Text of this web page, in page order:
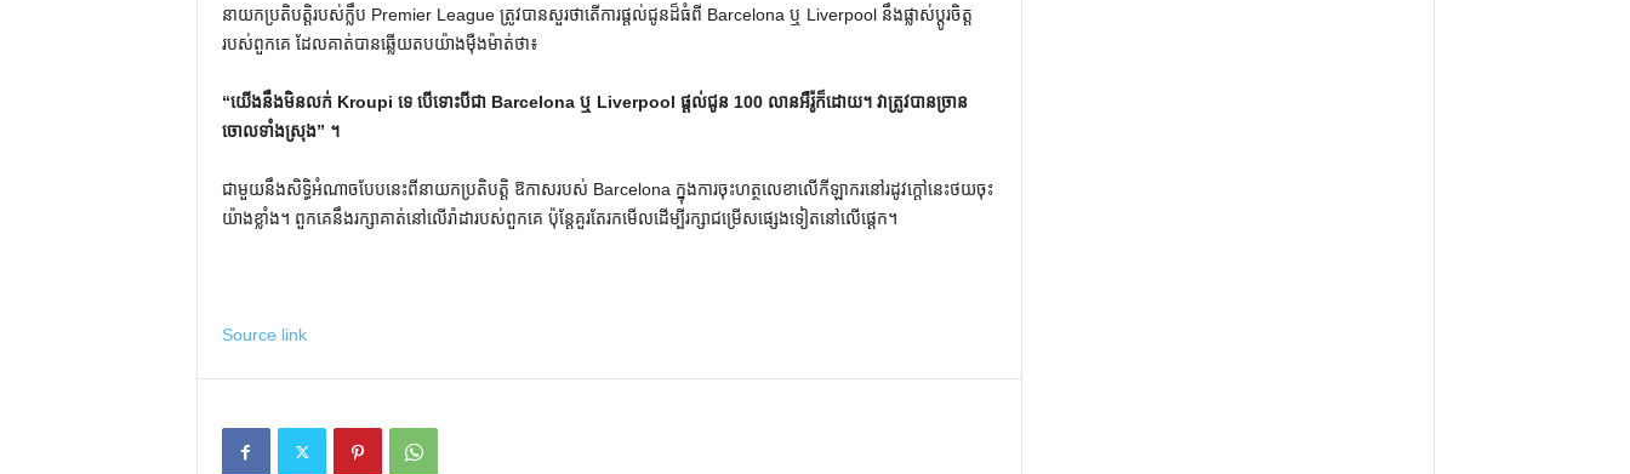
នាយកប្រតិបត្តិរបស់ក្លឹប Premier League ត្រូវបានសួរថាតើការផ្តល់ជូនដ៏ធំពី Barcelona ឬ Liverpool នឹងផ្លាស់ប្តូរចិត្ត
របស់ពួកគេ ដែលគាត់បានឆ្លើយតបយ៉ាងម៉ឺងម៉ាត់ថា៖
“យើងនឹងមិនលក់ Kroupi ទេ បើទោះបីជា Barcelona ឬ Liverpool ផ្តល់ជូន 100 លានអឺរ៉ូក៏ដោយ។ វាត្រូវបានច្រាន
ចោលទាំងស្រុង” ។
ជាមួយនឹងសិទ្ធិអំណាចបែបនេះពីនាយកប្រតិបត្តិ ឱកាសរបស់ Barcelona ក្នុងការចុះហត្ថលេខាលើកីឡាករនៅរដូវក្តៅនេះថយចុះ
យ៉ាងខ្លាំង។ ពួកគេនឹងរក្សាគាត់នៅលើរ៉ាដារបស់ពួកគេ ប៉ុន្តែគួរតែរកមើលដើម្បីរក្សាជម្រើសផ្សេងទៀតនៅលើផ្តេក។
Source link